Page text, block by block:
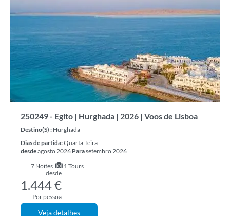
250249 - Egito | Hurghada | 2026 | Voos de Lisboa
Destino(s) : Hurghada
Dias de partida:Quarta-feira
desdeagosto 2026 Parasetembro 2026
7 Noites
1 Tours
desde
1.444 €
Por pessoa
Veja detalhes